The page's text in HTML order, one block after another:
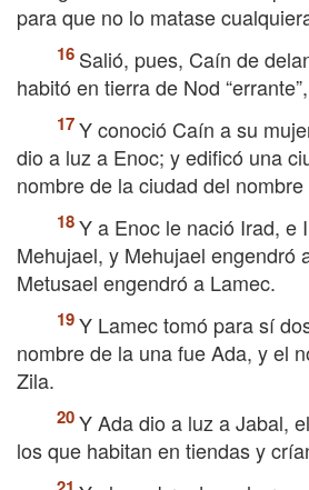
para que no lo matase
Salió, pues, Caín de
habitó en tierra de Nod
Y conoció Caín a su
dio a luz a Enoc; y edificó una
nombre de la ciudad del
Y a Enoc le nació Irad, e
Mehujael, y Mehujael engendró
Metusael engendró a Lamec.
Y Lamec tomó para sí
nombre de la una fue Ada, y el
Zila.
Y Ada dio a luz a Jabal,
los que habitan en tiendas y